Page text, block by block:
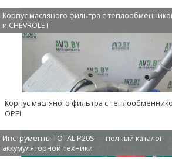
Корпус масляного фильтра с
и CHEVROLET
Корпус масляного фильтра с
OPEL
Инструменты TOTAL P20S — полный каталог
аккумуляторной техники